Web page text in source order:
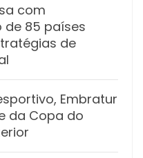
com
85 países
de
Embratur
da Copa do